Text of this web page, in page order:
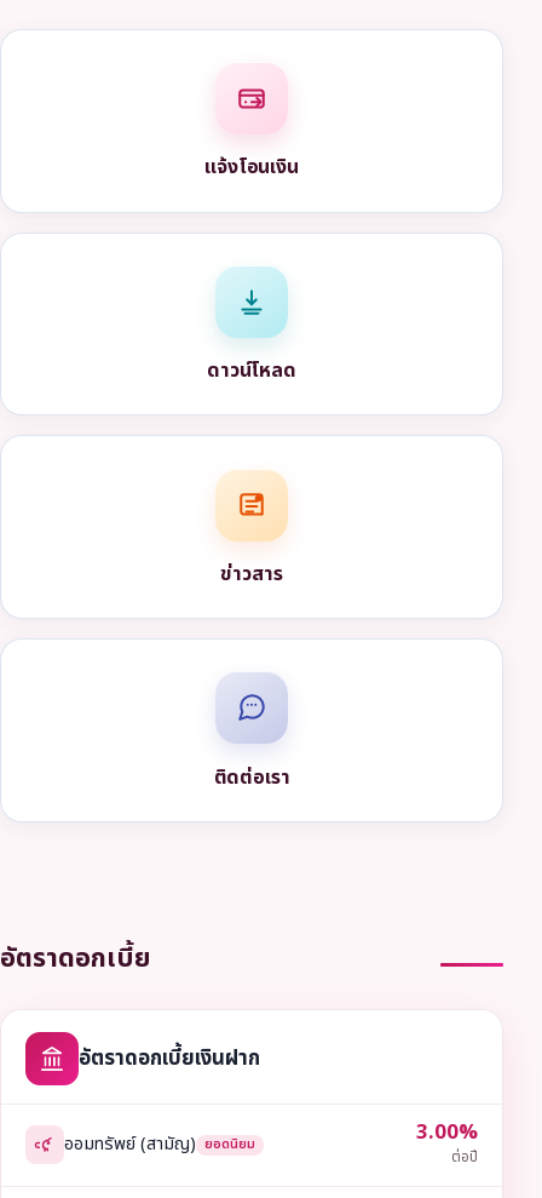
แจ้งโอนเงิน
ดาวน์โหลด
ข่าวสาร
ติดต่อเรา
อัตราดอกเบี้ย
อัตราดอกเบี้ยเงินฝาก
ออมทรัพย์ (สามัญ) ยอดนิยม 3.00%
ต่อปี